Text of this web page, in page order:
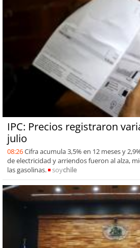
IPC: Precios registraron
julio
08:26Cifra acumula 3,5% en 12 meses y
de electricidad y arriendos fueron al alza,
las gasolinas.
soychile